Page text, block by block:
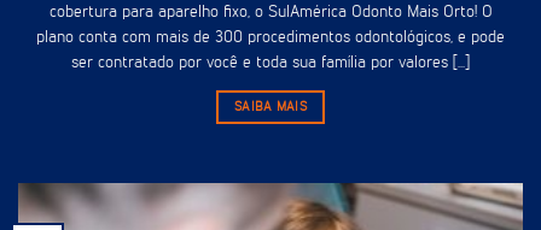
cobertura para aparelho fixo, o SulAmérica Odonto Mais Orto! O
plano conta com mais de 300 procedimentos odontológicos, e pode
ser contratado por você e toda sua família por valores [...]
SAIBA MAIS